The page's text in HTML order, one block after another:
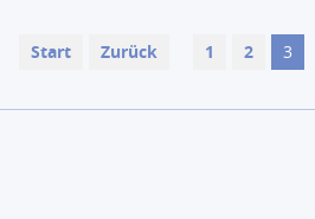
Start Zurück 1 2 3